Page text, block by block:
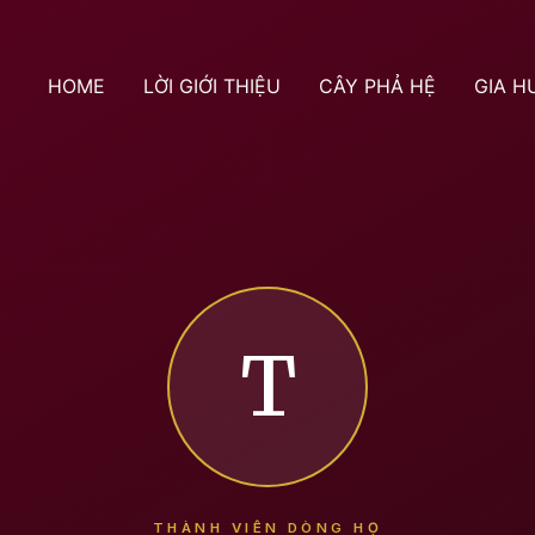
HOME LỜI GIỚI THIỆU CÂY PHẢ HỆ GIA
T
THÀNH VIÊN DÒNG HỌ